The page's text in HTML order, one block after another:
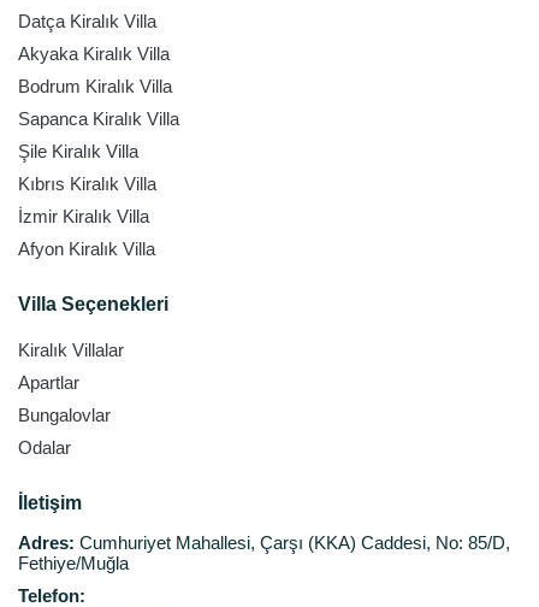
Datça Kiralık Villa
Akyaka Kiralık Villa
Bodrum Kiralık Villa
Sapanca Kiralık Villa
Şile Kiralık Villa
Kıbrıs Kiralık Villa
İzmir Kiralık Villa
Afyon Kiralık Villa
Villa Seçenekleri
Kiralık Villalar
Apartlar
Bungalovlar
Odalar
İletişim
Adres: Cumhuriyet Mahallesi, Çarşı (KKA) Caddesi, No: 85/D,
Fethiye/Muğla
Telefon: